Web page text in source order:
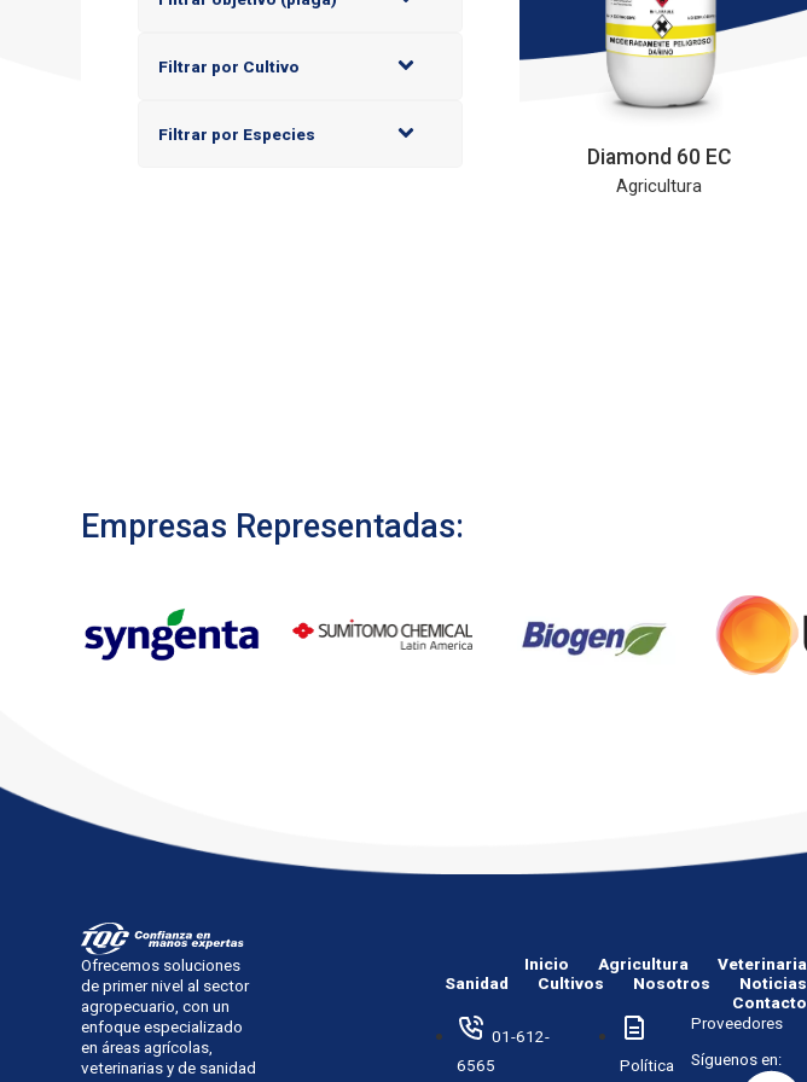
Filtrar por Cultivo
Filtrar por Especies
Diamond 60 EC
Agricultura
Empresas Representadas:
Ofrecemos soluciones
de primer nivel al sector
agropecuario, con un
enfoque especializado
en áreas agrícolas,
veterinarias y de sanidad
Inicio Agricultura
Veterinaria
Sanidad
Cultivos Nosotros
Noticias
Contacto
01-612-
6565
Política
Proveedores
Síguenos en: